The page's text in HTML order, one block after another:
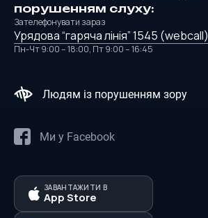
порушенням слуху:
Зателефонувати зараз
Урядова “гаряча лінія” 1545 (webcall)
Пн-Чт 9:00 – 18:00, Пт 9:00 – 16:45
Ми у Facebook
ЗАВАНТАЖИТИ В
App Store